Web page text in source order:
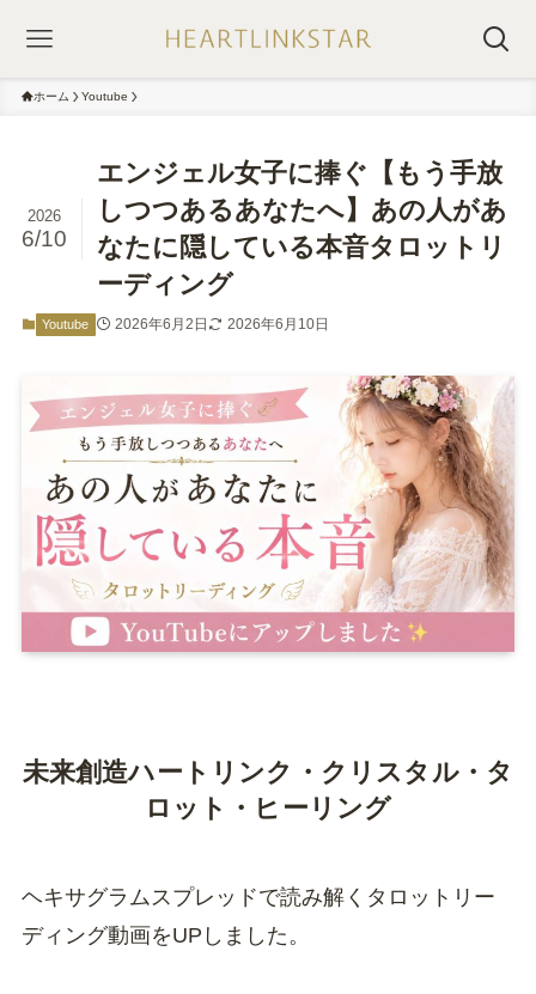
ホーム Youtube
エンジェル女子に捧ぐ【もう手放
しつつあるあなたへ】あの人があ
なたに隠している本音タロットリ
ーディング
2026
6/10
Youtube 2026年6月2日 2026年6月10日
未来創造ハートリンク・クリスタル・タ
ロット・ヒーリング
ヘキサグラムスプレッドで読み解くタロットリー
ディング動画をUPしました。